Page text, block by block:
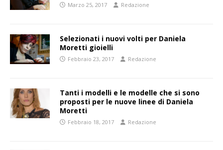
Marzo 25, 2017 Redazione
Selezionati i nuovi volti per Daniela
Moretti gioielli
Febbraio 23, 2017 Redazione
Tanti i modelli e le modelle che si sono
proposti per le nuove linee di Daniela
Moretti
Febbraio 18, 2017 Redazione